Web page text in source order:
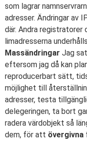
som lagrar
adresser. Ändringar av
där. Andra
limadresserna
Massändringar Jag
eftersom jag då kan
reproducerbart sätt,
möjlighet till
adresser, testa
delegeringen, ta bort
radera värdobjekt så
dem, för att övergivna